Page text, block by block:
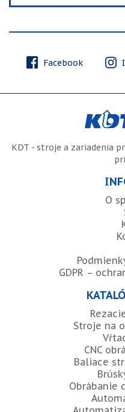
Facebook
KDT - stroje a zariadenia
O
GDPR –
Stroje na
CNC
Baliace
Obrábanie